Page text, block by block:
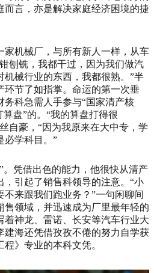
而言，亦是解决家庭经济困境的捷
家机械厂，与所有新人一样，从车
刨铣，我都干过，因为我们做汽
械行业的东西，我都很熟。”半
环节了如指掌。命运的第一次垂
科急需人手参与“国家清产核
盘”的。“我的算盘打得很
自豪，“因为我原来在大中专，学
必学科目。”
。凭借出色的能力，他很快从清产
引起了销售科领导的注意。“小
来跟我们跑业务？”一句闲聊间
售领域，并迅速成为厂里最年轻的
着神龙、雷诺、长安等汽车行业大
建海还凭借孜孜不倦的努力自学获
》专业的本科文凭。